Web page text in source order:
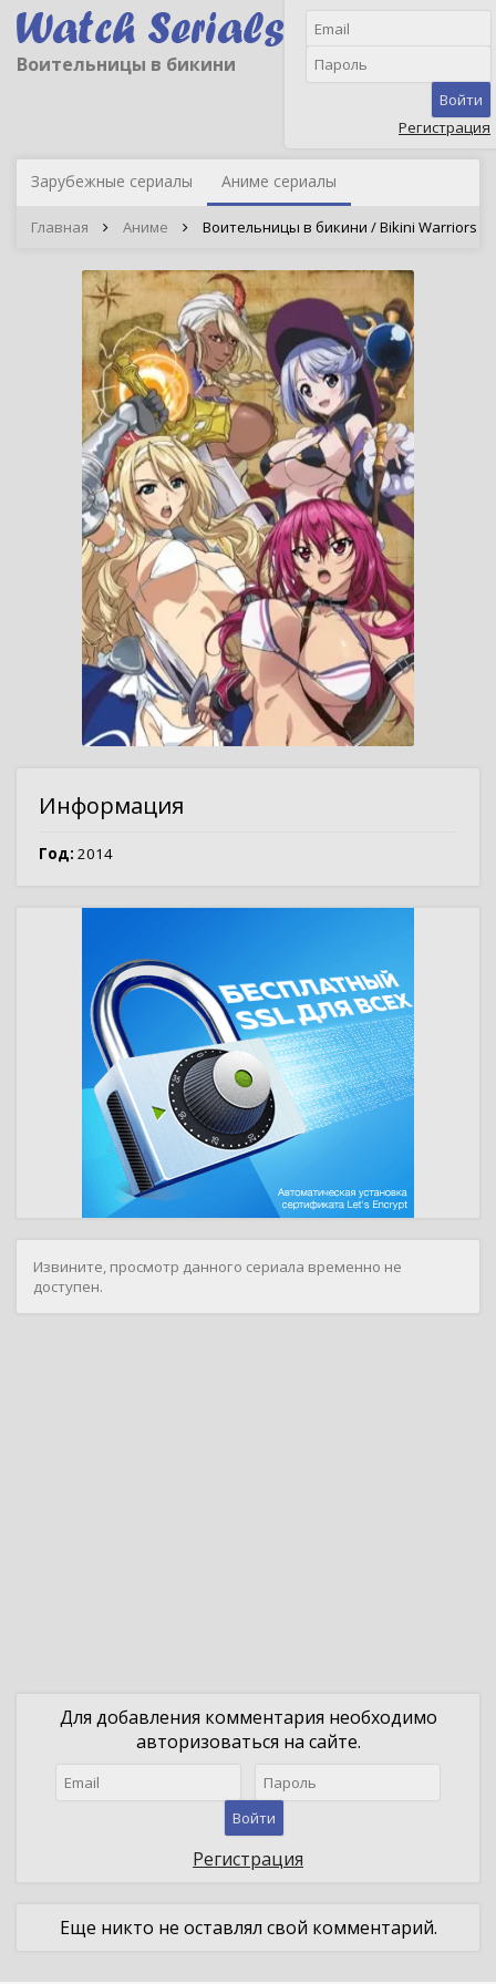
Воительницы в бикини
Войти
Регистрация
Зарубежные сериалы Аниме сериалы
Главная Аниме Воительницы в бикини / Bikini Warriors
Информация
Год: 2014
Извините, просмотр данного сериала временно не
доступен.
Для добавления комментария необходимо
авторизоваться на сайте.
Войти
Регистрация
Еще никто не оставлял свой комментарий.